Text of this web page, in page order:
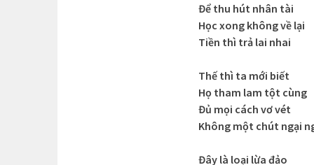
Để thu hút nhân tài
Học xong không về lại
Tiền thì trả lai nhai
Thế thì ta mới biết
Họ tham lam tột cùng
Đủ mọi cách vơ vét
Không một chút ngại
Đây là loại lừa đảo